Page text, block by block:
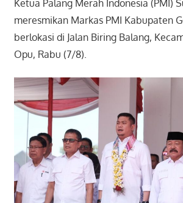
Ketua Palang Merah Indonesia (PMI)
meresmikan Markas PMI Kabupaten
berlokasi di Jalan Biring Balang,
Opu, Rabu (7/8).